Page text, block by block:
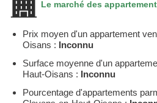
Le marché des
Prix moyen d'un appartement
Oisans : Inconnu
Surface moyenne d'un
Haut-Oisans : Inconnu
Pourcentage d'appartements